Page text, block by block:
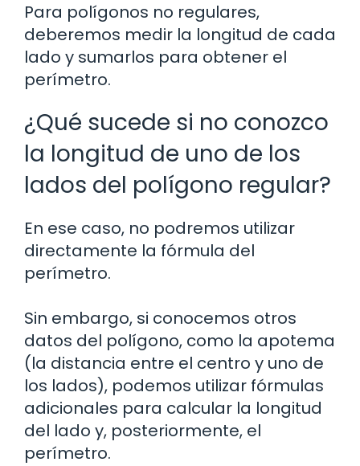
Para polígonos no regulares,
deberemos medir la longitud de cada
lado y sumarlos para obtener el
perímetro.
¿Qué sucede si no conozco
la longitud de uno de los
lados del polígono regular?
En ese caso, no podremos utilizar
directamente la fórmula del
perímetro.
Sin embargo, si conocemos otros
datos del polígono, como la apotema
(la distancia entre el centro y uno de
los lados), podemos utilizar fórmulas
adicionales para calcular la longitud
del lado y, posteriormente, el
perímetro.